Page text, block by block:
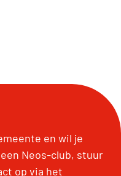
en wil je
Neos-club, stuur
op via het